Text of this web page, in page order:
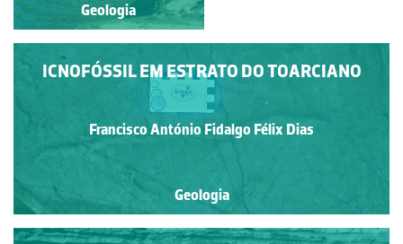
Geologia
Geologia
ICNOFÓSSIL EM ESTRATO DO TOARCIANO
Francisco António Fidalgo Félix Dias
Geologia